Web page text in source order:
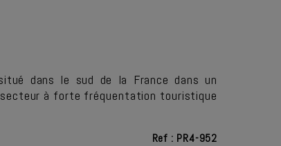
dans le sud de la France dans un
à forte fréquentation touristique
Ref : PR4-952